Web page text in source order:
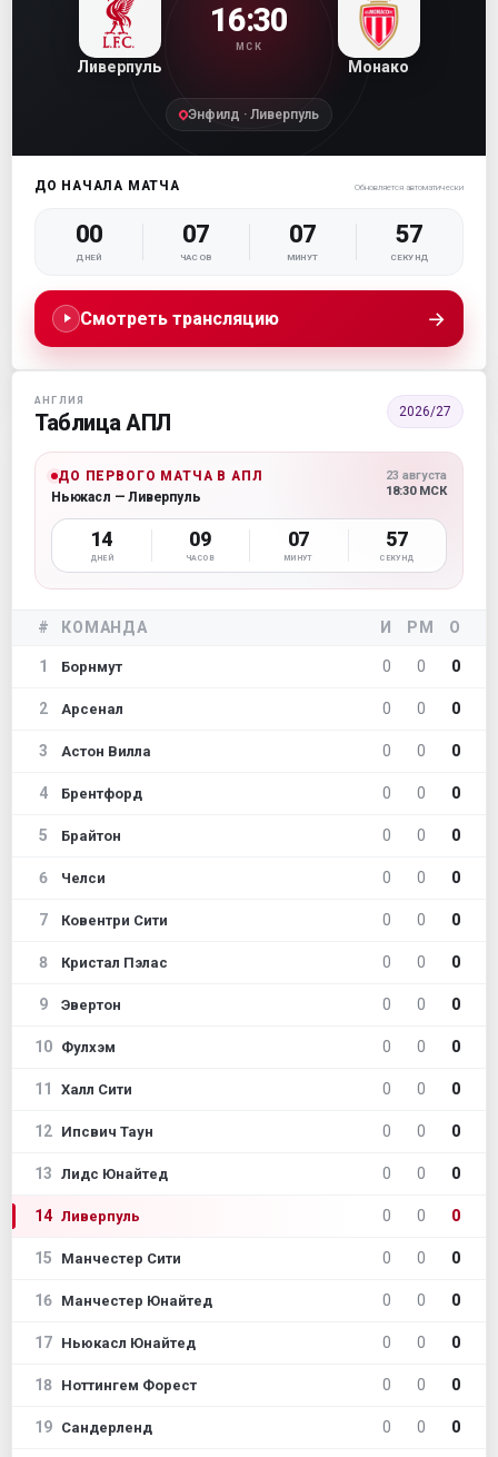
Ливерпуль
16:30
МСК
Монако
Энфилд · Ливерпуль
ДО НАЧАЛА МАТЧА Обновляется автоматически
00
ДНЕЙ
07
ЧАСОВ
07
МИНУТ
56
СЕКУНД
Смотреть трансляцию →
АНГЛИЯ
Таблица АПЛ 2026/27
ДО ПЕРВОГО МАТЧА В АПЛ
Ньюкасл — Ливерпуль
23 августа
18:30 МСК
14
ДНЕЙ
09
ЧАСОВ
07
МИНУТ
56
СЕКУНД
# КОМАНДА И РМ О
1 Борнмут 0 0 0
2 Арсенал 0 0 0
3 Астон Вилла 0 0 0
4 Брентфорд 0 0 0
5 Брайтон 0 0 0
6 Челси 0 0 0
7 Ковентри Сити 0 0 0
8 Кристал Пэлас 0 0 0
9 Эвертон 0 0 0
10 Фулхэм 0 0 0
11 Халл Сити 0 0 0
12 Ипсвич Таун 0 0 0
13 Лидс Юнайтед 0 0 0
14 Ливерпуль 0 0 0
15 Манчестер Сити 0 0 0
16 Манчестер Юнайтед 0 0 0
17 Ньюкасл Юнайтед 0 0 0
18 Ноттингем Форест 0 0 0
19 Сандерленд 0 0 0